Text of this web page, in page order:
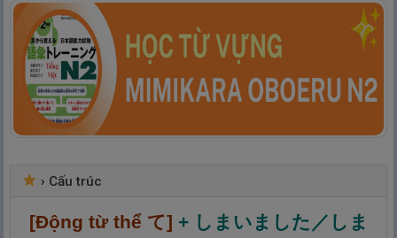
› Cấu trúc
[Động từ thể て] + しまいました／しま